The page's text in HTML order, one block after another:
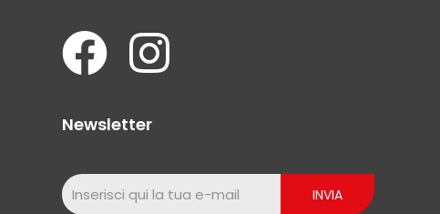
Newsletter